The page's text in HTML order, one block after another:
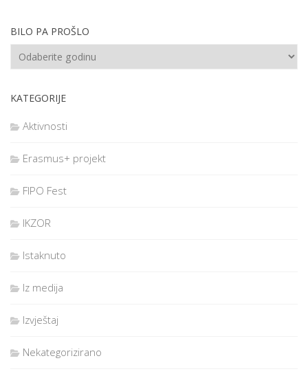
BILO PA PROŠLO
KATEGORIJE
Aktivnosti
Erasmus+ projekt
FIPO Fest
IKZOR
Istaknuto
Iz medija
Izvještaj
Nekategorizirano